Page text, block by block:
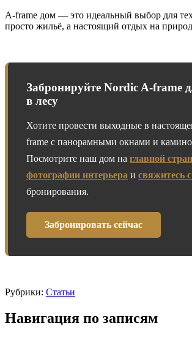
A‑frame дом — это идеальный выбор для
просто жильё, а настоящий отдых на
Забронируйте Nordic A-frame
в лесу
Хотите провести выходные в
frame с панорамными окнами и
Посмотрите наш дом на главной
фотографии интерьера и свяжитесь
бронирования.
Забронировать сейчас
Рубрики: Статьи
Навигация по записям